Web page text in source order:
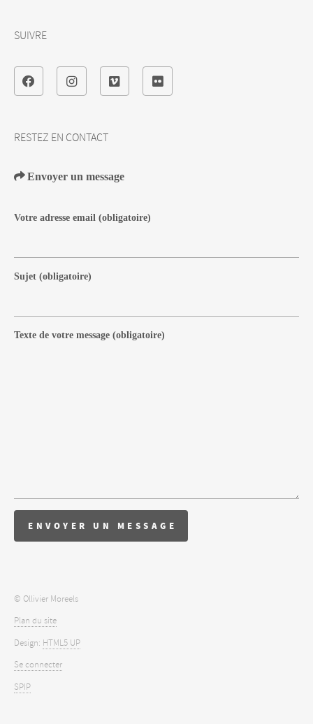
RESTEZ EN CONTACT
Envoyer un message
Votre adresse email (obligatoire)
Sujet (obligatoire)
Texte de votre message (obligatoire)
SUIVRE
© Ollivier Moreels
Plan du site
Design: HTML5 UP
Se connecter
SPIP